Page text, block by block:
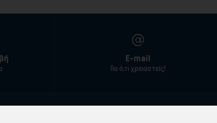
E-mail
Για ό,τι χρειαστείς!